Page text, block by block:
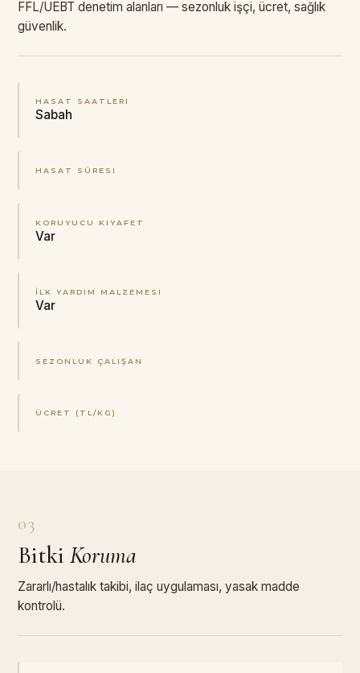
FFL/UEBT denetim alanları — sezonluk işçi, ücret, sağlık
güvenlik.
HASAT SAATLERI
Sabah
HASAT SÜRESI
KORUYUCU KIYAFET
Var
İLK YARDIM MALZEMESI
Var
SEZONLUK ÇALIŞAN
ÜCRET (TL/KG)
03
Bitki Koruma
Zararlı/hastalık takibi, ilaç uygulaması, yasak madde
kontrolü.